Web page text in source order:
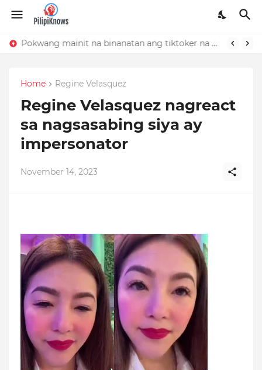
Pokwang mainit na binanatan ang tiktoker na nandidiri sa Sardinas
Home Regine Velasquez
Regine Velasquez nagreact
sa nagsasabing siya ay
impersonator
November 14, 2023